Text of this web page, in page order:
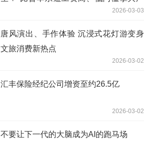
2026-03-03
唐风演出、手作体验 沉浸式花灯游变身
文旅消费新热点
2026-03-02
汇丰保险经纪公司增资至约26.5亿
2026-03-02
不要让下一代的大脑成为AI的跑马场